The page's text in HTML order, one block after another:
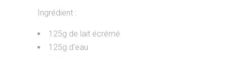
Ingrédient :
125g de lait écrémé
125g d’eau